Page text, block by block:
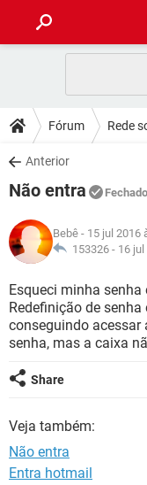
CELULAR
OUTLOOK
INSTAGRAM
GUIA DE COMPRAS
DICAS
JOGOS
INSTAGRAM
GUIA DE COMPRAS
DOWNLOADS
JOGOS
CELULAR
OUTLOOK
INSTAGRAM
GUIA DE COMPRAS
JOGOS
CELULAR
OUTLOOK
INSTAGRAM
GLOSSÁRIO
CELULAR
OUTLOOK
INSTAGRAM
Fórum Rede
Anterior
Não entra Fechado
Bebê - 15 jul 2016
153326 - 16
Esqueci minha
Redefinição de
conseguindo acessar
senha, mas a caixa
Share
Veja também:
Não entra
Entra hotmail